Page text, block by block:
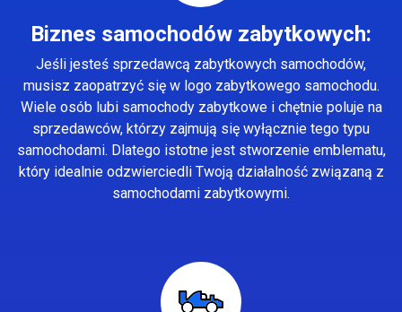
Biznes samochodów zabytkowych:
Jeśli jesteś sprzedawcą zabytkowych samochodów,
musisz zaopatrzyć się w logo zabytkowego samochodu.
Wiele osób lubi samochody zabytkowe i chętnie poluje na
sprzedawców, którzy zajmują się wyłącznie tego typu
samochodami. Dlatego istotne jest stworzenie emblematu,
który idealnie odzwierciedli Twoją działalność związaną z
samochodami zabytkowymi.